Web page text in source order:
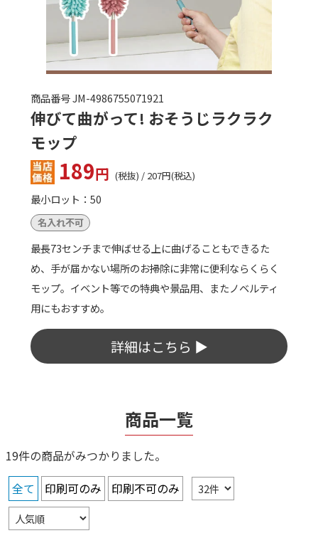
商品番号 UT-2393980
収納ケース付きハンディモップ
199
最小ロット：名入れ 20 ／ 無地 100
名入れ・ロゴ入れ可
気づいたときにサッとホコリを拭き取れる、ふわふわモ
ップの簡単お掃除アイテム。立てて置ける収納ケース付
きで、出しっぱなしでも美観を損ないません。新生活や
大掃除のノベルティに最適です。
詳細はこちら ▶
商品一覧
19件の商品がみつかりました。
全て
印刷可のみ 印刷不可のみ